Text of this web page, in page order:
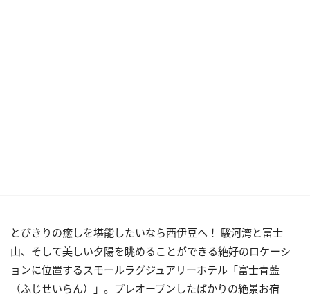
とびきりの癒しを堪能したいなら西伊豆へ！ 駿河湾と富士
山、そして美しい夕陽を眺めることができる絶好のロケーシ
ョンに位置するスモールラグジュアリーホテル「富士青藍
（ふじせいらん）」。プレオープンしたばかりの絶景お宿